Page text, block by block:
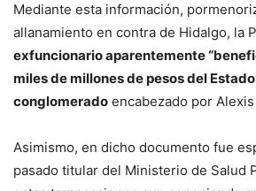
Mediante esta información,
allanamiento en contra de Hidalgo, la
exfuncionario aparentemente
miles de millones de pesos del
conglomerado encabezado por
Asimismo, en dicho documento fue
pasado titular del Ministerio de Salud